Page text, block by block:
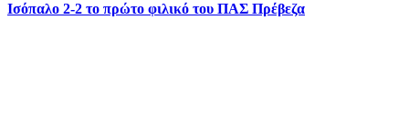
Ισόπαλο 2-2 το πρώτο φιλικό του ΠΑΣ Πρέβεζα